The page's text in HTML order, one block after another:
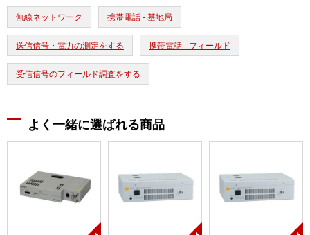
無線ネットワーク 携帯電話 - 基地局
送信信号・電力の測定をする 携帯電話 - フィールド
受信信号のフィールド調査をする
よく一緒に選ばれる商品